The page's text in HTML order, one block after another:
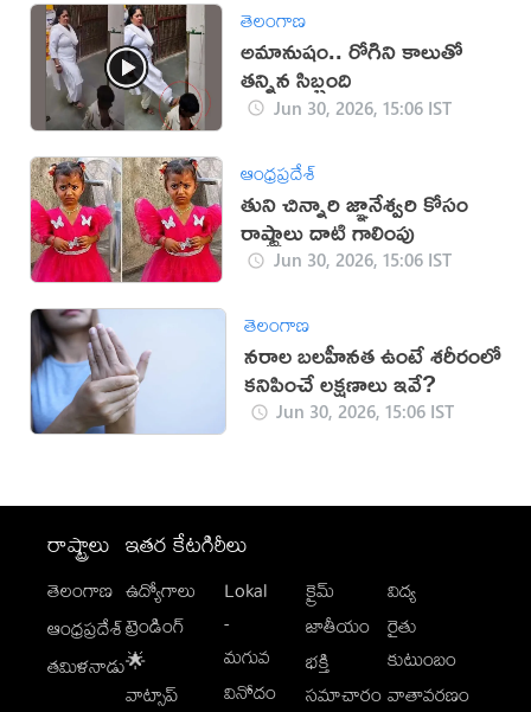
తెలంగాణ
అమానుషం.. రోగిని కాలుతో
తన్నిన సిబ్బంది
Jun 30, 2026, 15:06 IST
ఆంధ్రప్రదేశ్
తుని చిన్నారి జ్ఞానేశ్వరి కోసం
రాష్ట్రాలు దాటి గాలింపు
Jun 30, 2026, 15:06 IST
తెలంగాణ
నరాల బలహీనత ఉంటే శరీరంలో
కనిపించే లక్షణాలు ఇవే?
Jun 30, 2026, 15:06 IST
రాష్ట్రాలు
తెలంగాణ
ఆంధ్రప్రదేశ్
తమిళనాడు
ఇతర కేటగిరీలు
ఉద్యోగాలు
ట్రెండింగ్
🌟
వాట్సాప్
Lokal
-
మగువ
వినోదం
క్రైమ్
జాతీయం
భక్తి
సమాచారం
విద్య
రైతు
కుటుంబం
వాతావరణం